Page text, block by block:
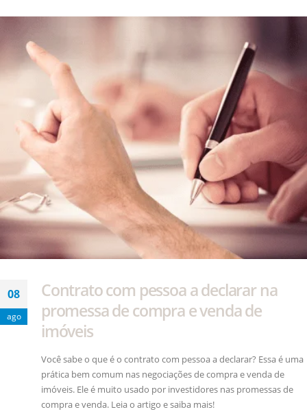
08
ago
Contrato com pessoa a declarar na
promessa de compra e venda de
imóveis
Você sabe o que é o contrato com pessoa a declarar? Essa é uma
prática bem comum nas negociações de compra e venda de
imóveis. Ele é muito usado por investidores nas promessas de
compra e venda. Leia o artigo e saiba mais!